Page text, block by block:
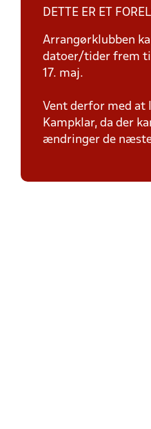
DETTE ER ET
Arrangørklubben
datoer/tider frem
17. maj.
Vent derfor med at
Kampklar, da der
ændringer de